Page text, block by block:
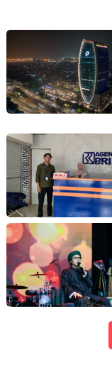
dan Strategi